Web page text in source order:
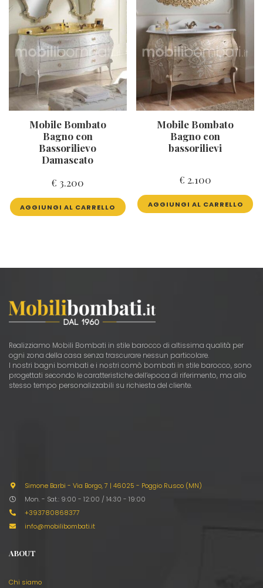
Mobile Bombato
Bagno con
Bassorilievo
Damascato
€ 3.200
AGGIUNGI AL CARRELLO
Mobile Bombato
Bagno con
bassorilievi
€ 2.100
AGGIUNGI AL CARRELLO
Realizziamo Mobili Bombati in stile barocco di altissima qualità per
ogni zona della casa senza trascurare nessun particolare.
I nostri bagni bombati e i nostri comò bombati in stile barocco, sono
progettati secondo le caratteristiche dell’epoca di riferimento, ma allo
stesso tempo personalizzabili su richiesta del cliente.
Simone Barbi - Via Borgo, 7 |46025 - Poggio Rusco (MN)
Mon. - Sat.: 9:00 - 12:00 / 14:30 - 19:00
+393780868377
info@mobilibombati.it
ABOUT
Chi siamo